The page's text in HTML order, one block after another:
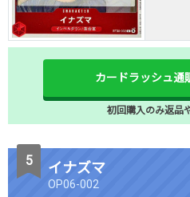
カードラッシュ通
初回購入のみ返品
イナズマ
OP06-002